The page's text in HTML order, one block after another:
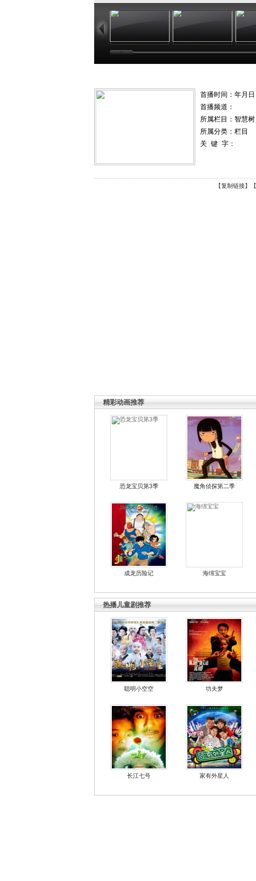
02:33 02:17
首播时间：年月日
首播频道：
所属栏目： 智慧树
所属分类：栏目
关 键 字：
【复制链接】【
精彩动画推荐
恐龙宝贝第3季 魔角侦探第二季
成龙历险记 海绵宝宝
热播儿童剧推荐
聪明小空空 功夫梦
长江七号 家有外星人